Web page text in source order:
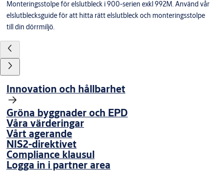
Monteringsstolpe för elslutbleck i 900-serien exkl 992M. Använd vår
elslutblecksguide för att hitta rätt elslutbleck och monteringsstolpe
till din dörrmiljö.
Innovation och hållbarhet
Gröna byggnader och EPD
Våra värderingar
Vårt agerande
NIS2-direktivet
Compliance klausul
Logga in i partner area